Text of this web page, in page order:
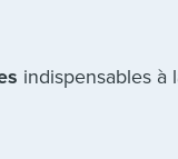
indispensables à